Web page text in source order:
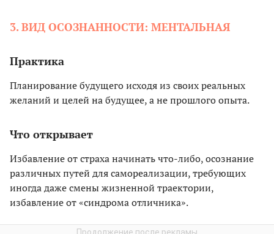
3. ВИД ОСОЗНАННОСТИ: МЕНТАЛЬНАЯ
Практика
Планирование будущего исходя из своих реальных
желаний и целей на будущее, а не прошлого опыта.
Что открывает
Избавление от страха начинать что-либо, осознание
различных путей для самореализации, требующих
иногда даже смены жизненной траектории,
избавление от «синдрома отличника».